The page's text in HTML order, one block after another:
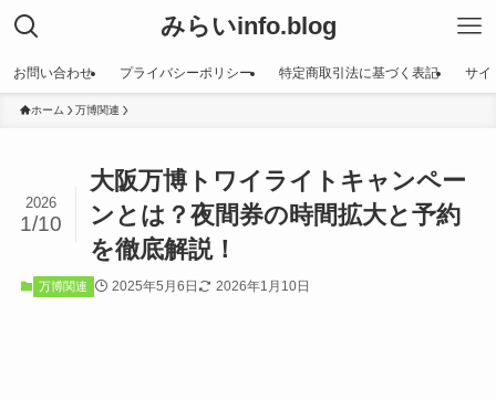
みらいinfo.blog
お問い合わせ プライバシーポリシー 特定商取引法に基づく表記 サイ
ホーム 万博関連
大阪万博トワイライトキャンペー
ンとは？夜間券の時間拡大と予約
を徹底解説！
2026
1/10
万博関連 2025年5月6日 2026年1月10日